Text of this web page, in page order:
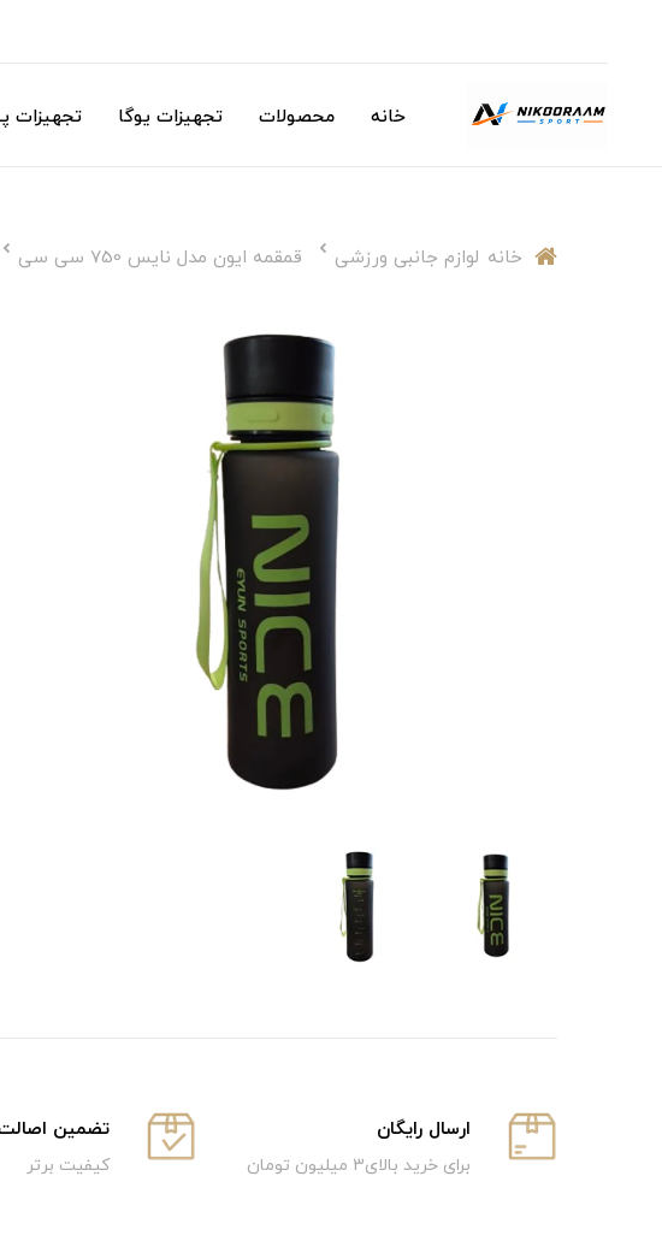
خانه محصولات تجهیزات یوگا تجهیزات
خانه لوازم جانبی ورزشی قمقمه ایون مدل نایس 750 سی سی
ارسال رایگان
برای خرید بالای3 میلیون تومان
تضمین اصالت
کیفیت برتر